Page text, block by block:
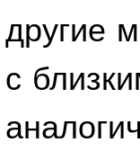
другие
с